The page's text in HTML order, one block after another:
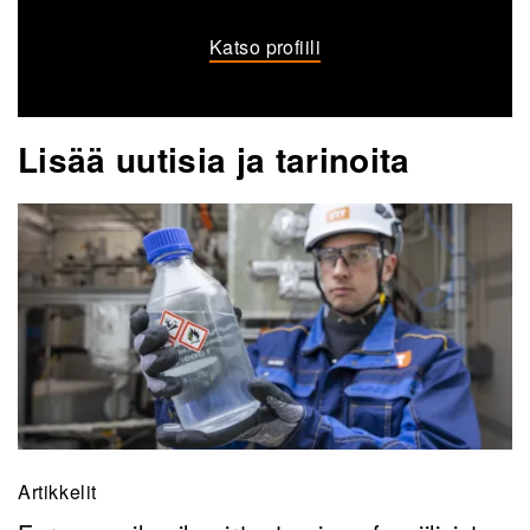
Katso profiili
Lisää uutisia ja tarinoita
Artikkelit